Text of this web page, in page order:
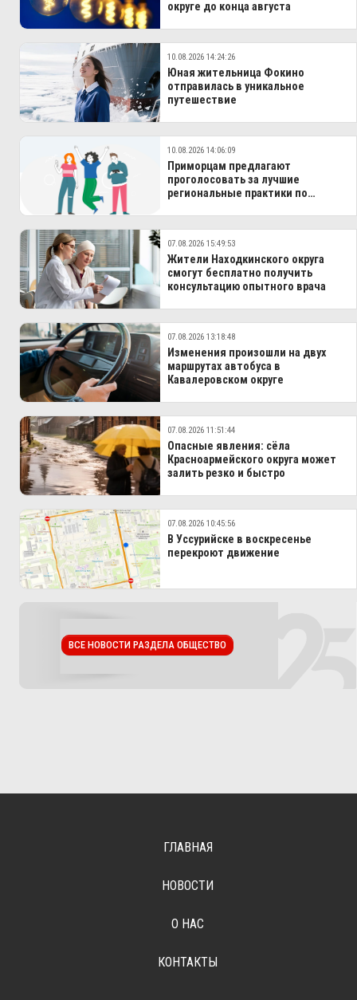
округе до конца августа
10.08.2026 14:24:26
Юная жительница Фокино
отправилась в уникальное
путешествие
10.08.2026 14:06:09
Приморцам предлагают
проголосовать за лучшие
региональные практики по
07.08.2026 15:49:53
Жители Находкинского округа
смогут бесплатно получить
консультацию опытного врача
07.08.2026 13:18:48
Изменения произошли на двух
маршрутах автобуса в
Кавалеровском округе
07.08.2026 11:51:44
Опасные явления: сёла
Красноармейского округа может
залить резко и быстро
07.08.2026 10:45:56
В Уссурийске в воскресенье
перекроют движение
ВСЕ НОВОСТИ РАЗДЕЛА ОБЩЕСТВО
ГЛАВНАЯ
НОВОСТИ
О НАС
КОНТАКТЫ